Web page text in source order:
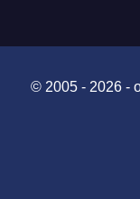
© 2005 - 2026 -